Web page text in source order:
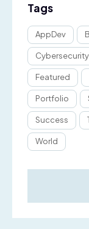
Tags
AppDev
Cybersecurity
Featured
Portfolio
Success
World